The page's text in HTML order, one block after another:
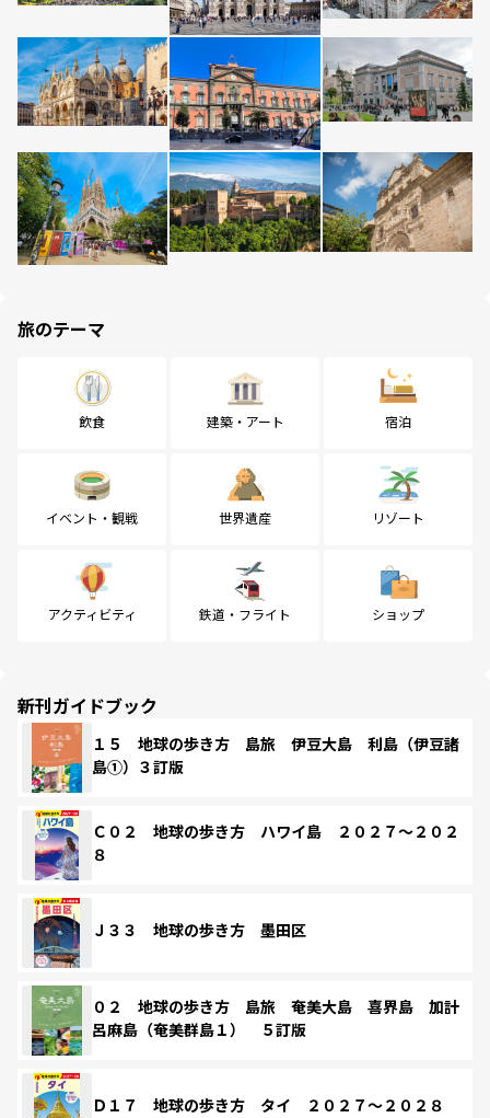
旅のテーマ
飲食 建築・アート 宿泊
イベント・観戦 世界遺産 リゾート
アクティビティ 鉄道・フライト ショップ
新刊ガイドブック
１５ 地球の歩き方 島旅 伊豆大島 利島（伊豆諸
島①）３訂版
Ｃ０２ 地球の歩き方 ハワイ島 ２０２７～２０２
８
Ｊ３３ 地球の歩き方 墨田区
０２ 地球の歩き方 島旅 奄美大島 喜界島 加計
呂麻島（奄美群島１） ５訂版
Ｄ１７ 地球の歩き方 タイ ２０２７～２０２８